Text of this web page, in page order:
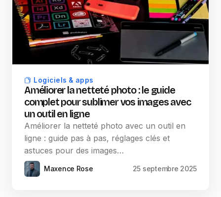
Logiciels & apps
Améliorer la netteté photo : le guide
complet pour sublimer vos images avec
un outil en ligne
Améliorer la netteté photo avec un outil en
ligne : guide pas à pas, réglages clés et
astuces pour des images…
Maxence Rose 25 septembre 2025